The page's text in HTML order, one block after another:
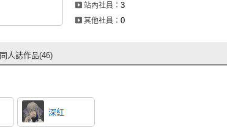
站內社員： 3
其他社員： 0
同人誌作品(46)
深紅